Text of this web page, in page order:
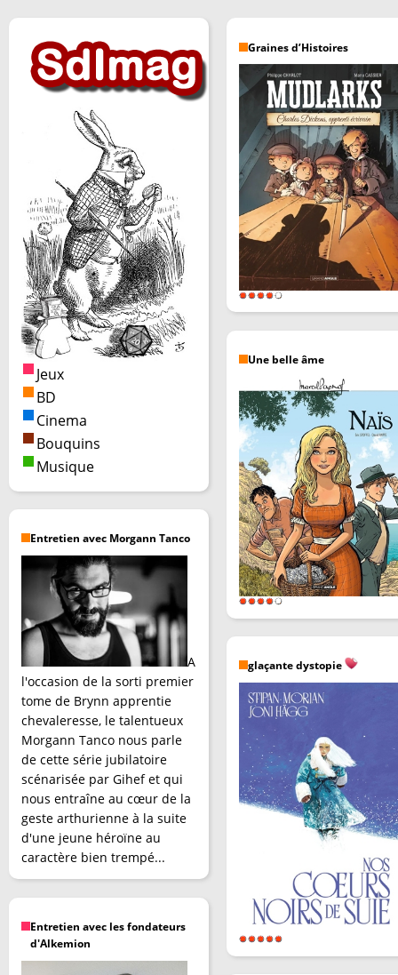
Jeux
BD
Cinema
Bouquins
Musique
Entretien avec Morgann Tanco
A
l'occasion de la sorti premier
tome de Brynn apprentie
chevaleresse, le talentueux
Morgann Tanco nous parle
de cette série jubilatoire
scénarisée par Gihef et qui
nous entraîne au cœur de la
geste arthurienne à la suite
d'une jeune héroïne au
caractère bien trempé...
Entretien avec les fondateurs
d'Alkemion
Graines d’Histoires
Une belle âme
glaçante dystopie